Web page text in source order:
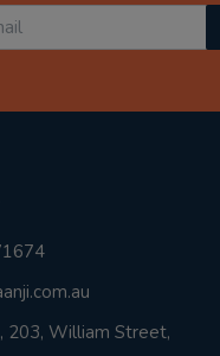
203, William Street,